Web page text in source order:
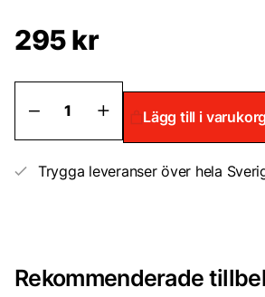
295 kr
Enbart
billack
metallic
mängd
Lägg till i
Trygga leveranser över hela
Rekommenderade